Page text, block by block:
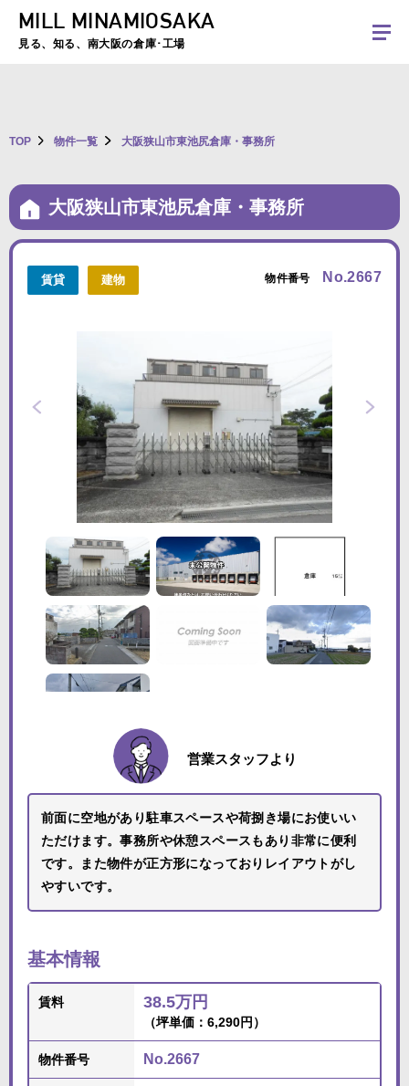
夏季休暇のお知らせ：2026年8月8日(土)～8月16日(日)まで休業とさせていた
MILL MINAMIOSAKA
見る、知る、南大阪の倉庫･工場
TOP 物件一覧 大阪狭山市東池尻倉庫・事務所
大阪狭山市東池尻倉庫・事務所
賃貸 建物 物件番号 No.2667
営業スタッフより
前面に空地があり駐車スペースや荷捌き場にお使いい
ただけます。事務所や休憩スペースもあり非常に便利
です。また物件が正方形になっておりレイアウトがし
やすいです。
基本情報
賃料 38.5万円
（坪単価：6,290円）
物件番号 No.2667